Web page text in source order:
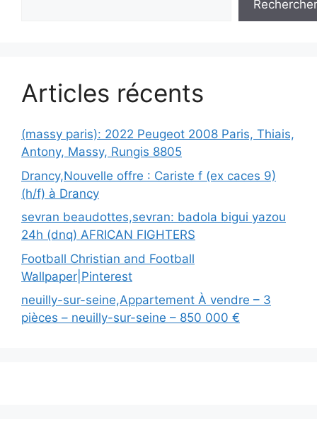
Rechercher
Articles récents
(massy paris): 2022 Peugeot 2008 Paris, Thiais,
Antony, Massy, Rungis 8805
Drancy,Nouvelle offre : Cariste f (ex caces 9)
(h/f) à Drancy
sevran beaudottes,sevran: badola bigui yazou
24h (dnq) AFRICAN FIGHTERS
Football Christian and Football
Wallpaper|Pinterest
neuilly-sur-seine,Appartement À vendre – 3
pièces – neuilly-sur-seine – 850 000 €